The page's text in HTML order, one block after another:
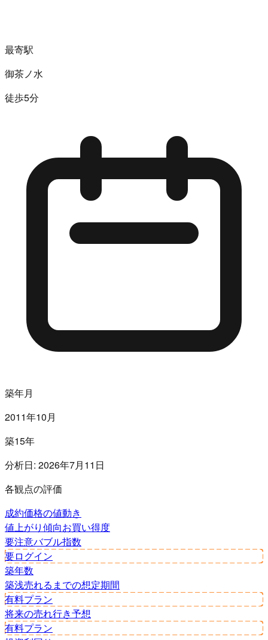
最寄駅
御茶ノ水
徒歩5分
築年月
2011年10月
築15年
分析日: 2026年7月11日
各観点の評価
成約価格の値動き
値上がり傾向お買い得度
要注意バブル指数
要ログイン
築年数
築浅売れるまでの想定期間
有料プラン
将来の売れ行き予想
有料プラン